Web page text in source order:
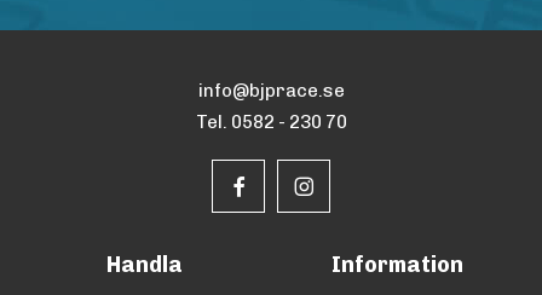
info@bjprace.se
Tel. 0582 - 230 70
Handla Information